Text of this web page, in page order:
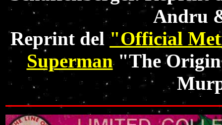
Andru
Reprint del "Official
Superman"The Origin